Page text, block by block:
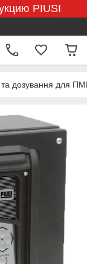
PIUSI
та дозування для